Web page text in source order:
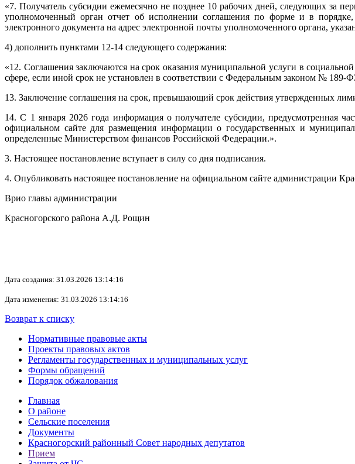
«7. Получатель субсидии ежемесячно не позднее 10 рабочих дней, следующих за
уполномоченный орган отчет об исполнении соглашения по форме и в
электронного документа на адрес электронной почты уполномоченного органа,
4) дополнить пунктами 12-14 следующего содержания:
«12. Соглашения заключаются на срок оказания муниципальной услуги в
сфере, если иной срок не установлен в соответствии с Федеральным законом № 189-
13. Заключение соглашения на срок, превышающий срок действия утвержденных
14. С 1 января 2026 года информация о получателе субсидии, предусмотренная
официальном сайте для размещения информации о государственных и
определенные Министерством финансов Российской Федерации.».
3. Настоящее постановление вступает в силу со дня подписания.
4. Опубликовать настоящее постановление на официальном сайте администрации
Врио главы администрации
Красногорского района А.Д. Рощин
Дата создания: 31.03.2026 13:14:16
Дата изменения: 31.03.2026 13:14:16
Возврат к списку
Нормативные правовые акты
Проекты правовых актов
Регламенты государственных и муниципальных услуг
Формы обращений
Порядок обжалования
Главная
О районе
Сельские поселения
Документы
Красногорский районный Совет народных депутатов
Прием